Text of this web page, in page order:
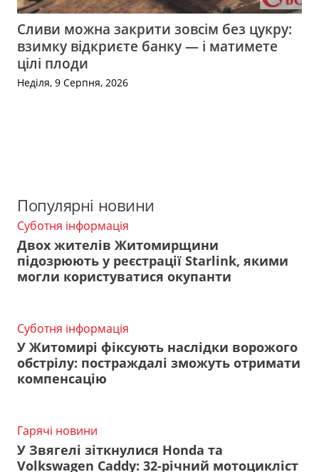
Сливи можна закрити зовсім без цукру:
взимку відкриєте банку — і матимете
цілі плоди
Неділя, 9 Серпня, 2026
Популярні новини
Суботня інформація
Двох жителів Житомирщини
підозрюють у реєстрації Starlink, якими
могли користуватися окупанти
Суботня інформація
У Житомирі фіксують наслідки ворожого
обстрілу: постраждалі зможуть отримати
компенсацію
Гарячі новини
У Звягелі зіткнулися Honda та
Volkswagen Caddy: 32-річний мотоцикліст